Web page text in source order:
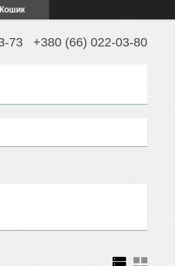
Кошик
73 +380 (66) 022-03-80